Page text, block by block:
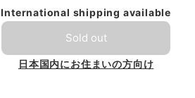
International shipping available
Sold out
日本国内にお住まいの方向け